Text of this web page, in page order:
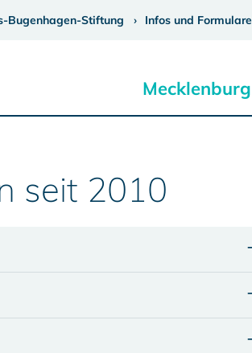
Bugenhagen-Stiftung Infos und Formulare
Mecklenburg
seit 2010